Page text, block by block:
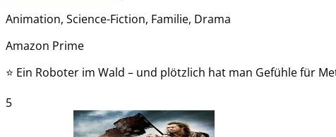
Animation, Science-Fiction, Familie, Drama
Amazon Prime
⭐ Ein Roboter im Wald – und plötzlich hat man Gefühle für
5